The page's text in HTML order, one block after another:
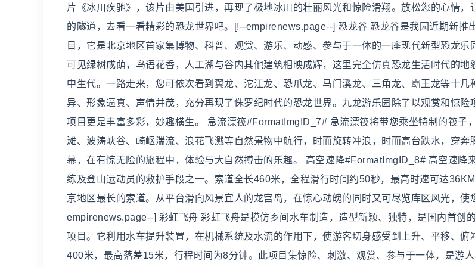
片《冰川疾驰》，该片由美国引进，再现了极地冰川的壮丽风光和惊险滑翔。放松您的心情，
的隧道，去看一看精彩的恐龙世界吧。[!--empirenews.page--] 恐龙谷 恐龙谷是我园近期新推
目，它是北京地区首家集博物、科普、观赏、游乐、动感、参与于一体的一座现代新型恐龙乐
可见绿树成荫，鸟语花香，人工湖与谷内其他建筑相映成辉，这里完全仿真恐龙生活时代的地
中生代。一路走来，您可依次看到翼龙、沱江龙、恐爪龙、马门溪龙、三角龙、霸王龙等十几
异、形象逼真、声情并茂，充分再现了侏罗纪时代的恐龙世界。九龙游乐园除了以观赏和惊险
项目更是丰富多彩，妙趣横生。 急流漂筏#FormatImgID_7# 急流漂筏将带您乘坐特制的筏子
滩、波涛峡谷、崎岖湍流、浪花飞溅等自然景物中航行，时而旋转冲浪，时而高台跌水，穿奔
幕，在有惊无险的旅程中，体验与大自然搏击的乐趣。 高空速降#FormatImgID_8# 高空速降
练及登山运动员的救护手段之一。索道全长460米，全程滑行时间约50秒，最高时速可达
京地区最长的索道。从平台滑向风景宜人的龙宫岛，在惊心动魄的同时又可尽览库区风光，使
empirenews.page--] 彩虹飞舟 彩虹飞舟是模仿乡间水车制造，造型新颖、独特，是国内首创
项目。它利用水车提升装置，在机械系统及水流的作用下，使游客切身感受到上升、平移、俯
400米，最高落差15米，行程时间为8分钟。此项目集惊险、刺激、观赏、参与于一体，是游